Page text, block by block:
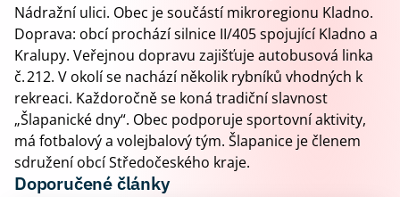
Nádražní ulici. Obec je součástí mikroregionu Kladno.
Doprava: obcí prochází silnice II/405 spojující Kladno a
Kralupy. Veřejnou dopravu zajišťuje autobusová linka
č. 212. V okolí se nachází několik rybníků vhodných k
rekreaci. Každoročně se koná tradiční slavnost
„Šlapanické dny“. Obec podporuje sportovní aktivity,
má fotbalový a volejbalový tým. Šlapanice je členem
sdružení obcí Středočeského kraje.
Doporučené články